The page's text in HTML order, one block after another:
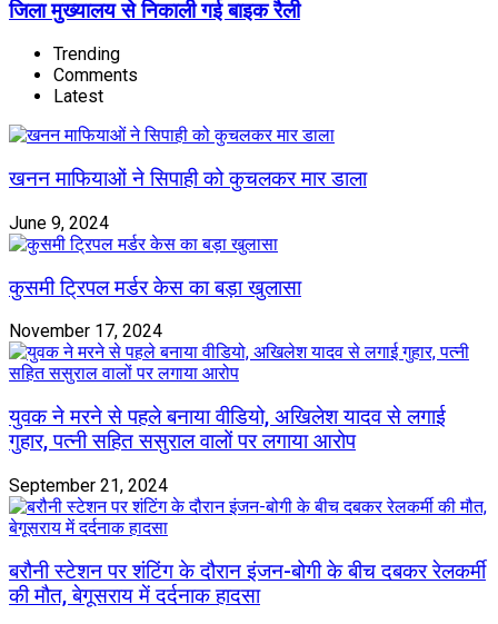
जिला मुख्यालय से निकाली गई बाइक रैली
Trending
Comments
Latest
खनन माफियाओं ने सिपाही को कुचलकर मार डाला
June 9, 2024
कुसमी ट्रिपल मर्डर केस का बड़ा खुलासा
November 17, 2024
युवक ने मरने से पहले बनाया वीडियो, अखिलेश यादव से लगाई
गुहार, पत्नी सहित ससुराल वालों पर लगाया आरोप
September 21, 2024
बरौनी स्टेशन पर शंटिंग के दौरान इंजन-बोगी के बीच दबकर रेलकर्मी
की मौत, बेगूसराय में दर्दनाक हादसा